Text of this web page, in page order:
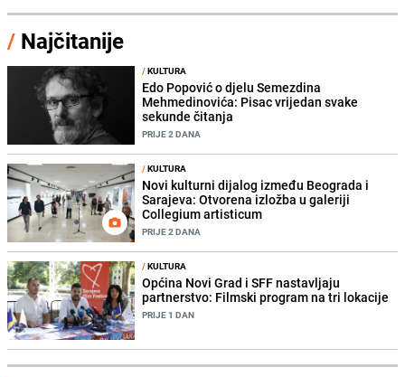
/ Najčitanije
/KULTURA
Edo Popović o djelu Semezdina
Mehmedinovića: Pisac vrijedan svake
sekunde čitanja
PRIJE 2 DANA
/KULTURA
Novi kulturni dijalog između Beograda i
Sarajeva: Otvorena izložba u galeriji
Collegium artisticum
PRIJE 2 DANA
/KULTURA
Općina Novi Grad i SFF nastavljaju
partnerstvo: Filmski program na tri lokacije
PRIJE 1 DAN